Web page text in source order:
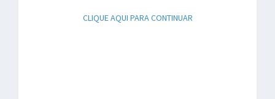
CLIQUE AQUI PARA CONTINUAR